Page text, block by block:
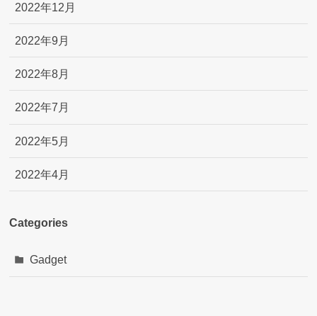
2022年12月
2022年9月
2022年8月
2022年7月
2022年5月
2022年4月
Categories
Gadget